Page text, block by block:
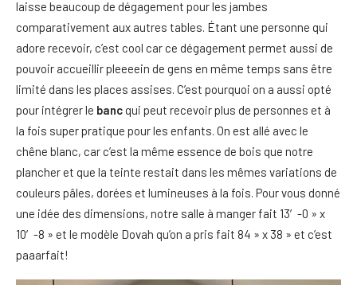
laisse beaucoup de dégagement pour les jambes
comparativement aux autres tables. Étant une personne qui
adore recevoir, c’est cool car ce dégagement permet aussi de
pouvoir accueillir pleeeein de gens en même temps sans être
limité dans les places assises. C’est pourquoi on a aussi opté
pour intégrer le banc qui peut recevoir plus de personnes et à
la fois super pratique pour les enfants. On est allé avec le
chêne blanc, car c’est la même essence de bois que notre
plancher et que la teinte restait dans les mêmes variations de
couleurs pâles, dorées et lumineuses à la fois. Pour vous donné
une idée des dimensions, notre salle à manger fait 13′-0 » x
10′-8 » et le modèle Dovah qu’on a pris fait 84 » x 38 » et c’est
paaarfait!